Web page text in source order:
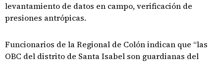
levantamiento de datos en campo, verificación de
presiones antrópicas.
Funcionarios de la Regional de Colón indican que “las
OBC del distrito de Santa Isabel son guardianas del